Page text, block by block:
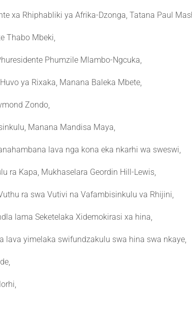
xa Rhiphabliki ya Afrika-Dzonga, Tatana Paul
Thabo Mbeki,
Phumzile Mlambo-Ngcuka,
ya Rixaka, Manana Baleka Mbete,
Zondo,
Manana Mandisa Maya,
lava nga kona eka nkarhi wa sweswi,
ra Kapa, Mukhaselara Geordin Hill-Lewis,
ra swa Vutivi na Vafambisinkulu va Rhijini,
lama Seketelaka Xidemokirasi xa hina,
lava yimelaka swifundzakulu swa hina swa nkaye,